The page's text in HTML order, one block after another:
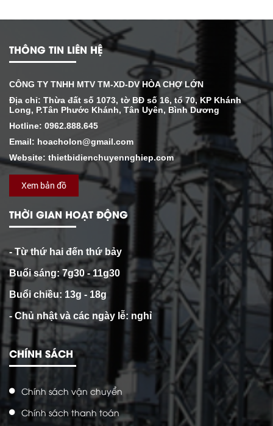
THÔNG TIN LIÊN HỆ
CÔNG TY TNHH MTV TM-XD-DV HÒA CHỢ LỚN
Địa chỉ: Thừa đất số 1073, tờ BĐ số 16, tổ 70, KP Khánh
Long, P.Tân Phước Khánh, Tân Uyên, Bình Dương
Hotline: 0962.888.645
Email: hoacholon@gmail.com
Website: thietbidienchuyennghiep.com
Xem bản đồ
THỜI GIAN HOẠT ĐỘNG
- Từ thứ hai đến thứ bảy
Buổi sáng: 7g30 - 11g30
Buổi chiều: 13g - 18g
- Chủ nhật và các ngày lễ: nghỉ
CHÍNH SÁCH
Chính sách vận chuyển
Chính sách thanh toán